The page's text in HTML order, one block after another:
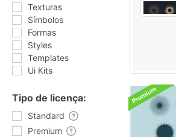
Texturas
Símbolos
Formas
Styles
Templates
Ui Kits
Tipo de licença:
Standard
Premium